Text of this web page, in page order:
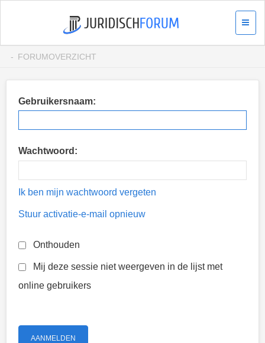
FORUMOVERZICHT
Gebruikersnaam:
Wachtwoord:
Ik ben mijn wachtwoord vergeten
Stuur activatie-e-mail opnieuw
Onthouden
Mij deze sessie niet weergeven in de lijst met
online gebruikers